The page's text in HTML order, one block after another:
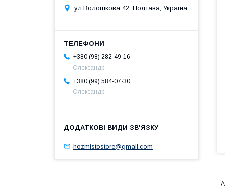
ул.Волошкова 42, Полтава, Україна
+380 (98) 282-49-16
Олександр
+380 (99) 584-07-30
Олександр
hozmistostore@gmail.com